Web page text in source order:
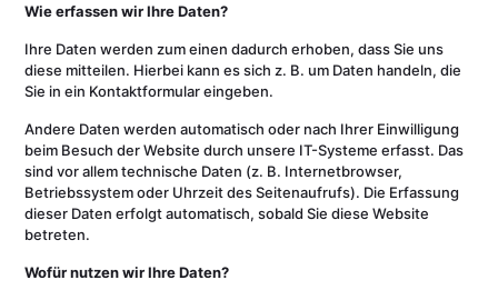
Wie erfassen wir Ihre Daten?
Ihre Daten werden zum einen dadurch erhoben, dass Sie uns
diese mitteilen. Hierbei kann es sich z. B. um Daten handeln, die
Sie in ein Kontaktformular eingeben.
Andere Daten werden automatisch oder nach Ihrer Einwilligung
beim Besuch der Website durch unsere IT-Systeme erfasst. Das
sind vor allem technische Daten (z. B. Internetbrowser,
Betriebssystem oder Uhrzeit des Seitenaufrufs). Die Erfassung
dieser Daten erfolgt automatisch, sobald Sie diese Website
betreten.
Wofür nutzen wir Ihre Daten?